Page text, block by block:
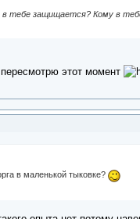
тебе защищается? Кому в
этот момент
в маленькой тыковке?